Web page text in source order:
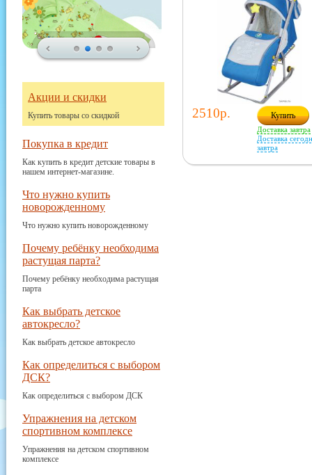
Акции и скидки
Купить товары со скидкой
Покупка в кредит
Как купить в кредит детские товары в
нашем интернет-магазине.
Что нужно купить
новорожденному
Что нужно купить новорожденному
Почему ребёнку необходима
растущая парта?
Почему ребёнку необходима растущая
парта
Как выбрать детское
автокресло?
Как выбрать детское автокресло
Как определиться с выбором
ДСК?
Как определиться с выбором ДСК
Упражнения на детском
спортивном комплексе
Упражнения на детском спортивном
комплексе
2510р. Купить
Доставка завтра
Доставка
завтра